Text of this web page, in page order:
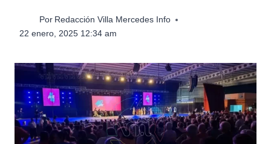
Por Redacción Villa Mercedes Info
22 enero, 2025 12:34 am